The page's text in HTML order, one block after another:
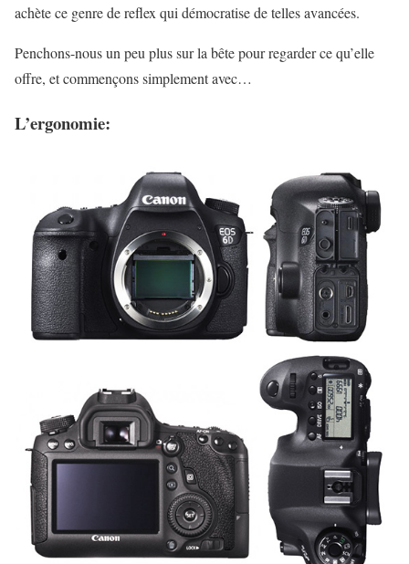
achète ce genre de reflex qui démocratise de telles avancées.
Penchons-nous un peu plus sur la bête pour regarder ce qu’elle
offre, et commençons simplement avec…
L’ergonomie: